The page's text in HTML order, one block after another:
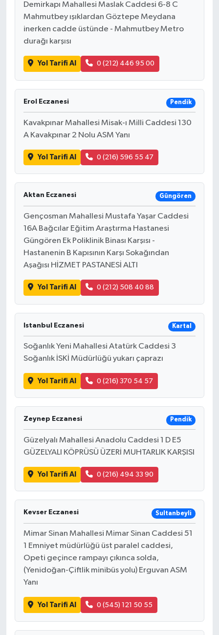
Demirkapı Mahallesi Maslak Caddesi 6-8 C
Mahmutbey ışıklardan Göztepe Meydana
inerken cadde üstünde - Mahmutbey Metro
durağı karşısı
Yol Tarifi Al 0 (212) 446 95 00
Erol Eczanesi Pendik
Kavakpınar Mahallesi Misak-ı Milli Caddesi 130
A Kavakpınar 2 Nolu ASM Yanı
Yol Tarifi Al 0 (216) 596 55 47
Aktan Eczanesi Güngören
Gençosman Mahallesi Mustafa Yaşar Caddesi
16A Bağcılar Eğitim Araştırma Hastanesi
Güngören Ek Poliklinik Binası Karşısı -
Hastanenin B Kapısının Karşı Sokağından
Aşağısı HİZMET PASTANESİ ALTI
Yol Tarifi Al 0 (212) 508 40 88
Istanbul Eczanesi Kartal
Soğanlık Yeni Mahallesi Atatürk Caddesi 3
Soğanlık İSKİ Müdürlüğü yukarı çaprazı
Yol Tarifi Al 0 (216) 370 54 57
Zeynep Eczanesi Pendik
Güzelyalı Mahallesi Anadolu Caddesi 1 D E5
GÜZELYALI KÖPRÜSÜ ÜZERİ MUHTARLIK KARŞISI
Yol Tarifi Al 0 (216) 494 33 90
Kevser Eczanesi Sultanbeyli
Mimar Sinan Mahallesi Mimar Sinan Caddesi 51
1 Emniyet müdürlüğü üst paralel caddesi,
Opeti geçince rampayı çıkınca solda,
(Yenidoğan-Çiftlik minibüs yolu) Erguvan ASM
Yanı
Yol Tarifi Al 0 (545) 121 50 55